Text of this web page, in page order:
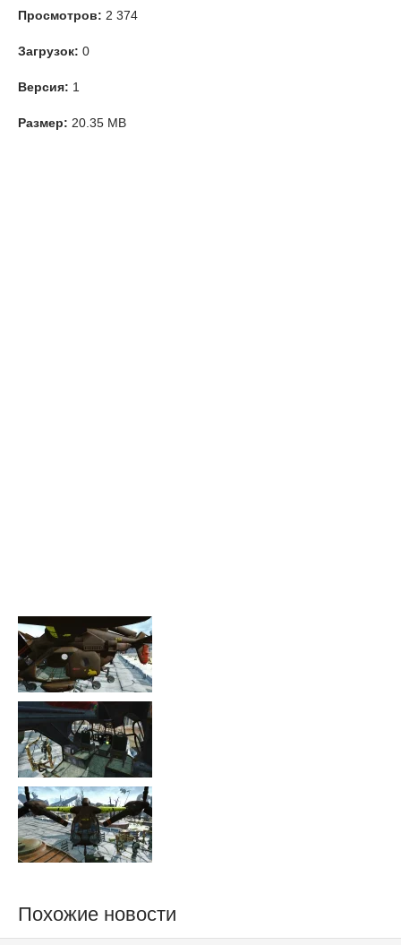
Просмотров: 2 374
Загрузок: 0
Версия: 1
Размер: 20.35 MB
Похожие новости